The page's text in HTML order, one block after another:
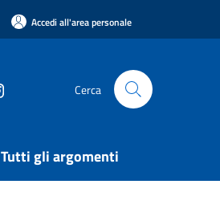
Accedi all'area personale
Cerca
Tutti gli argomenti